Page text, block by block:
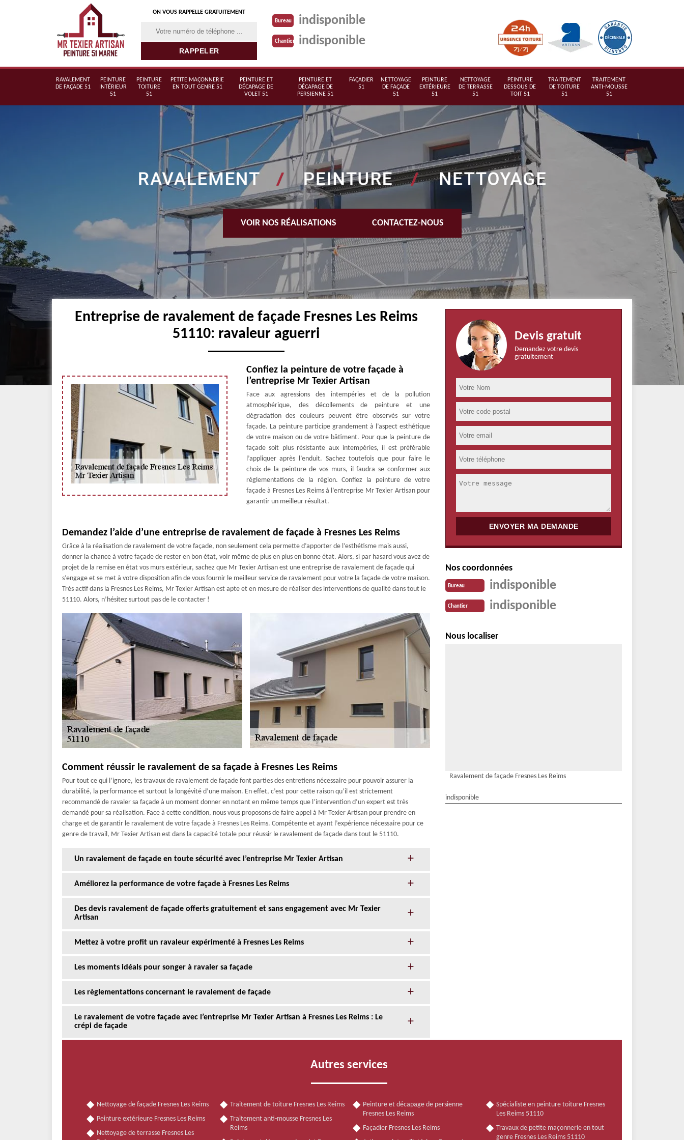
ON VOUS RAPPELLE GRATUITEMENT
Bureau indisponible
Chantier indisponible
RAVALEMENT
DE FAÇADE 51
PEINTURE
INTÉRIEUR
51
PEINTURE
TOITURE
51
PETITE MAÇONNERIE
EN TOUT GENRE 51
PEINTURE ET
DÉCAPAGE DE
VOLET 51
PEINTURE ET
DÉCAPAGE DE
PERSIENNE 51
FAÇADIER
51
NETTOYAGE
DE FAÇADE
51
PEINTURE
EXTÉRIEURE
51
NETTOYAGE
DE TERRASSE
51
PEINTURE
DESSOUS DE
TOIT 51
TRAITEMENT
DE TOITURE
51
TRAITEMENT
ANTI-MOUSSE
51
VOIR NOS RÉALISATIONS CONTACTEZ-NOUS
Entreprise de ravalement de façade Fresnes Les Reims
51110: ravaleur aguerri
Confiez la peinture de votre façade à
l’entreprise Mr Texier Artisan
Face aux agressions des intempéries et de la pollution
atmosphérique, des décollements de peinture et une
dégradation des couleurs peuvent être observés sur votre
façade. La peinture participe grandement à l’aspect esthétique
de votre maison ou de votre bâtiment. Pour que la peinture de
façade soit plus résistante aux intempéries, il est préférable
l’appliquer après l’enduit. Sachez toutefois que pour faire le
choix de la peinture de vos murs, il faudra se conformer aux
règlementations de la région. Confiez la peinture de votre
façade à Fresnes Les Reims à l’entreprise Mr Texier Artisan pour
garantir un meilleur résultat.
Demandez l’aide d’une entreprise de ravalement de façade à Fresnes Les Reims
Grâce à la réalisation de ravalement de votre façade, non seulement cela permette d’apporter de l’esthétisme mais aussi,
donner la chance à votre façade de rester en bon état, voir même de plus en plus en bonne état. Alors, si par hasard vous avez de
projet de la remise en état vos murs extérieur, sachez que Mr Texier Artisan est une entreprise de ravalement de façade qui
s’engage et se met à votre disposition afin de vous fournir le meilleur service de ravalement pour votre la façade de votre maison.
Très actif dans la Fresnes Les Reims, Mr Texier Artisan est apte et en mesure de réaliser des interventions de qualité dans tout le
51110. Alors, n’hésitez surtout pas de le contacter !
Comment réussir le ravalement de sa façade à Fresnes Les Reims
Pour tout ce qui l’ignore, les travaux de ravalement de façade font parties des entretiens nécessaire pour pouvoir assurer la
durabilité, la performance et surtout la longévité d’une maison. En effet, c’est pour cette raison qu’il est strictement
recommandé de ravaler sa façade à un moment donner en notant en même temps que l’intervention d’un expert est très
demandé pour sa réalisation. Face à cette condition, nous vous proposons de faire appel à Mr Texier Artisan pour prendre en
charge et de garantir le ravalement de votre façade à Fresnes Les Reims. Compétente et ayant l’expérience nécessaire pour ce
genre de travail, Mr Texier Artisan est dans la capacité totale pour réussir le ravalement de façade dans tout le 51110.
Un ravalement de façade en toute sécurité avec l’entreprise Mr Texier Artisan
Améliorez la performance de votre façade à Fresnes Les Reims
Des devis ravalement de façade offerts gratuitement et sans engagement avec Mr Texier
Artisan
Mettez à votre profit un ravaleur expérimenté à Fresnes Les Reims
Les moments idéals pour songer à ravaler sa façade
Les règlementations concernant le ravalement de façade
Le ravalement de votre façade avec l’entreprise Mr Texier Artisan à Fresnes Les Reims : Le
crépi de façade
Devis gratuit
Demandez votre devis
gratuitement
Nos coordonnées
Bureau indisponible
Chantier indisponible
Nous localiser
Ravalement de façade Fresnes Les Reims
indisponible
Autres services
Nettoyage de façade Fresnes Les Reims
Peinture extérieure Fresnes Les Reims
Nettoyage de terrasse Fresnes Les
Traitement de toiture Fresnes Les Reims
Traitement anti-mousse Fresnes Les
Reims
Peinture et décapage de persienne
Fresnes Les Reims
Façadier Fresnes Les Reims
Spécialiste en peinture toiture Fresnes
Les Reims 51110
Travaux de petite maçonnerie en tout
genre Fresnes Les Reims 51110